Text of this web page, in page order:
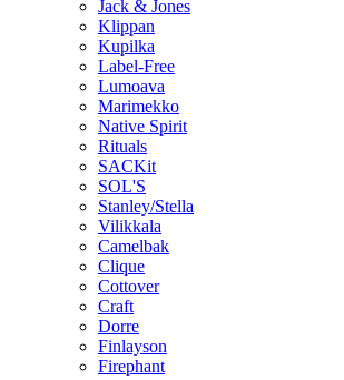
Jack & Jones
Klippan
Kupilka
Label-Free
Lumoava
Marimekko
Native Spirit
Rituals
SACKit
SOL'S
Stanley/Stella
Vilikkala
Camelbak
Clique
Cottover
Craft
Dorre
Finlayson
Firephant